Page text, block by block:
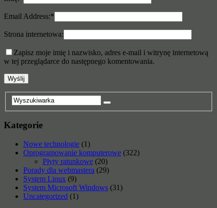
Email Address:*
Strona internetowa:
Zapisz moje imię i nazwisko, adres e-mail i witrynę internetową
w tej przeglądarce do następnego komentowania.
Kategorie
Nowe technologie (1)
Oprogramowanie komputerowe (322)
Płyty ratunkowe (20)
Porady dla webmastera (29)
System Linux (9)
System Microsoft Windows (31)
Uncategorized (1)